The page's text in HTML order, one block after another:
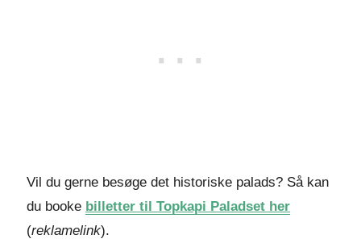
Vil du gerne besøge det historiske palads? Så kan
du booke billetter til Topkapi Paladset her
(reklamelink).